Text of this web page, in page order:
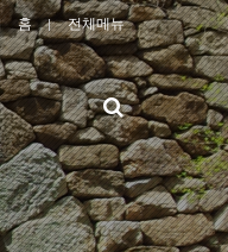
홈 전체메뉴
검
색